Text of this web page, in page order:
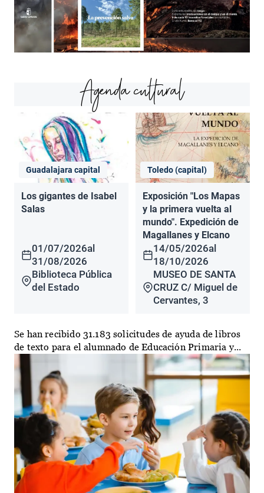
Agenda cultural
Guadalajara capital
Los gigantes de Isabel
Salas
01/07/2026al
31/08/2026
Biblioteca Pública
del Estado
Toledo (capital)
Exposición "Los Mapas
y la primera vuelta al
mundo". Expedición de
Magallanes y Elcano
14/05/2026al
18/10/2026
MUSEO DE SANTA
CRUZ C/ Miguel de
Cervantes, 3
Se han recibido 31.183 solicitudes de ayuda de libros
de texto para el alumnado de Educación Primaria y...